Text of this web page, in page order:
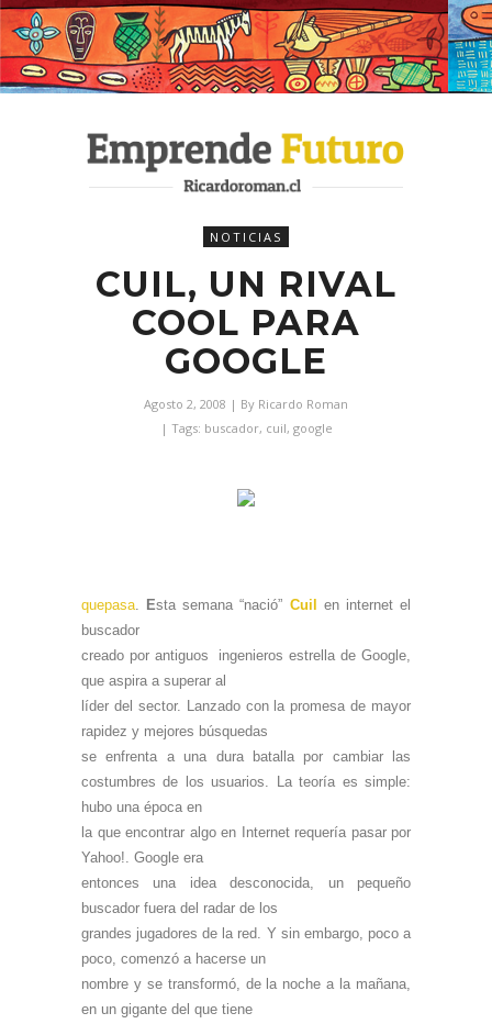
NOTICIAS
CUIL, UN RIVAL
COOL PARA
GOOGLE
Agosto 2, 2008 | By Ricardo Roman
| Tags: buscador, cuil, google
quepasa Esta semana “nació” Cuil
en internet el
buscador
creado por antiguos ingenieros estrella de Google,
que aspira a superar al
líder del sector. Lanzado con la promesa de mayor
rapidez y mejores búsquedas
se enfrenta a una dura batalla por cambiar las
costumbres de los usuarios.
La teoría es simple:
hubo una época en
la que encontrar algo en Internet requería pasar por
Yahoo!. Google era
entonces una idea desconocida, un pequeño
buscador fuera del radar de los
grandes jugadores de la red. Y sin embargo, poco a
poco, comenzó a hacerse un
nombre y se transformó, de la noche a la mañana,
en un gigante del que tiene